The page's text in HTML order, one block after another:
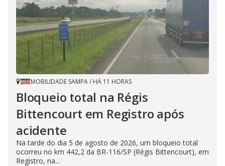
MOBILIDADE SAMPA/ HÁ 11 HORAS
Bloqueio total na Régis
Bittencourt em Registro após
acidente
Na tarde do dia 5 de agosto de 2026, um bloqueio total
ocorreu no km 442,2 da BR-116/SP (Régis Bittencourt), em
Registro, na...